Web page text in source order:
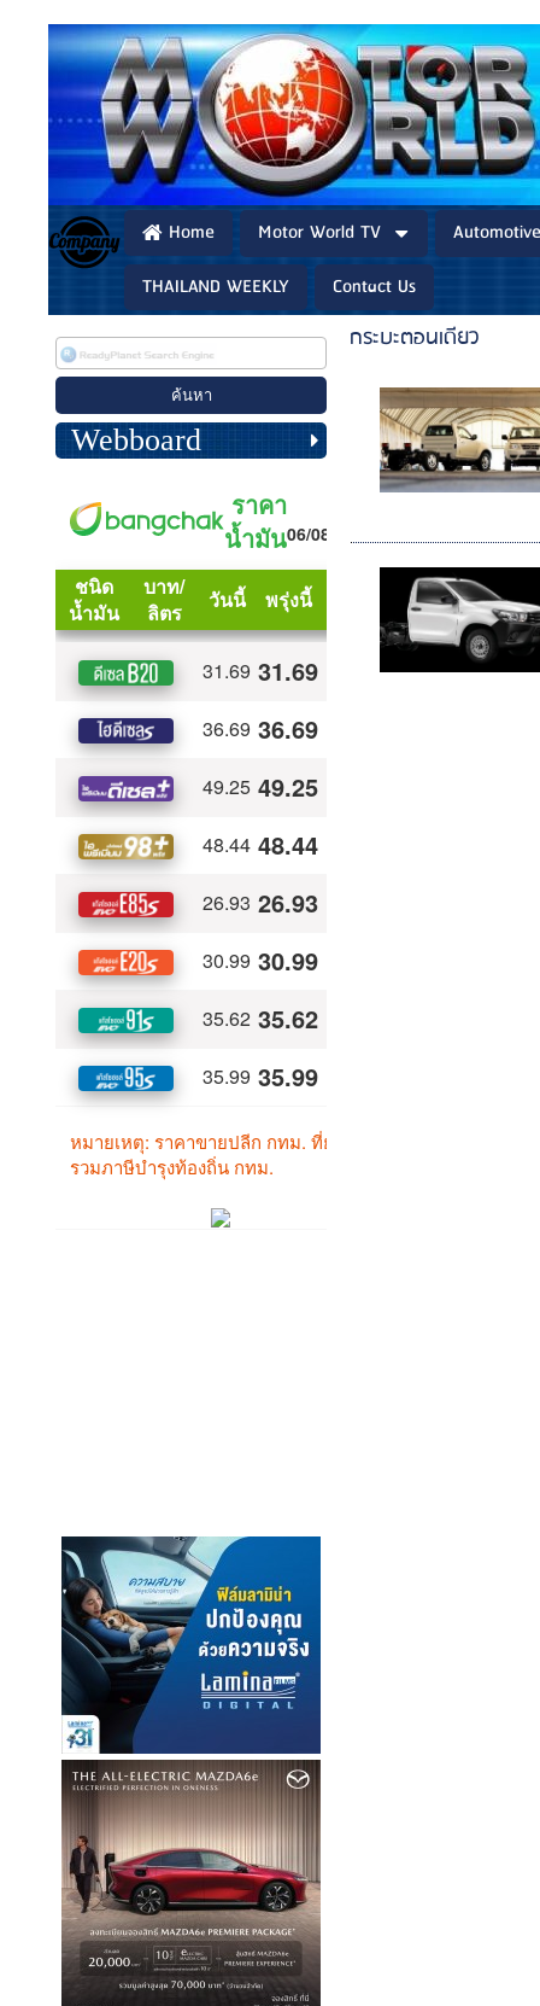
Home Motor World TV
THAILAND WEEKLY
Contact Us
Webboard
กระบะตอนเดียว